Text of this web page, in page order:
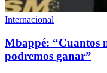
Internacional
Mbappé: “Cuantos
podremos ganar”